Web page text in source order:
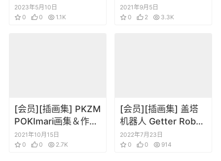
オンライン abec画集
New World
2023年5月10日
0
0 1.1K
(Anmi) 插画合集
+Pixiv散图合集
2021年9月5日
0
2 3.3K
[会员][插画集] PKZM
POKImari画集＆作画
思考法
2021年10月15日
0
0 2.7K
[会员][插画集] 盖塔
机器人 Getter Robot
Generation
Character’s Art
2022年7月23日
0
0 914